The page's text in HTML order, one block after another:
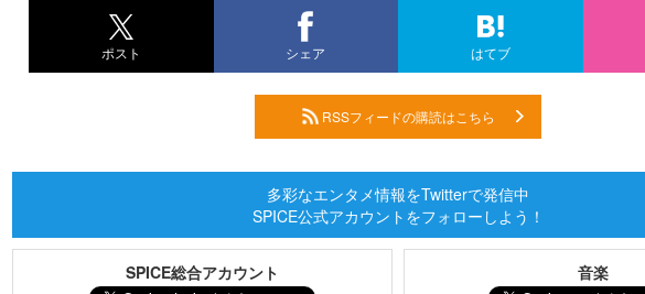
ポスト シェア はてブ
RSSフィードの購読はこちら
多彩なエンタメ情報をTwitterで発信中
SPICE公式アカウントをフォローしよう！
SPICE総合アカウント 音楽